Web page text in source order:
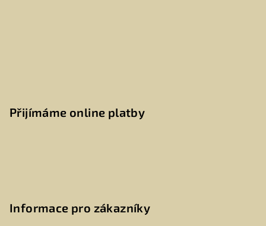
Přijímáme online platby
Informace pro zákazníky